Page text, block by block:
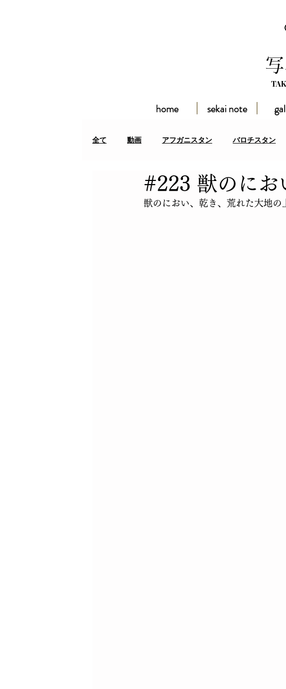
home sekai note
全て 動画 アフガニスタン バロチスタン
アフガン難民居住区 クルディスタン ハド
#223 獣のにお
獣のにおい、乾き、荒れた大地の